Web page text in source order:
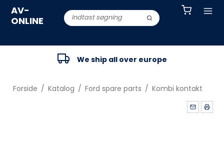
AV-
ONLINE
We ship all over europe
Forside / Katalog / Ford spare parts / Kombi kontakt